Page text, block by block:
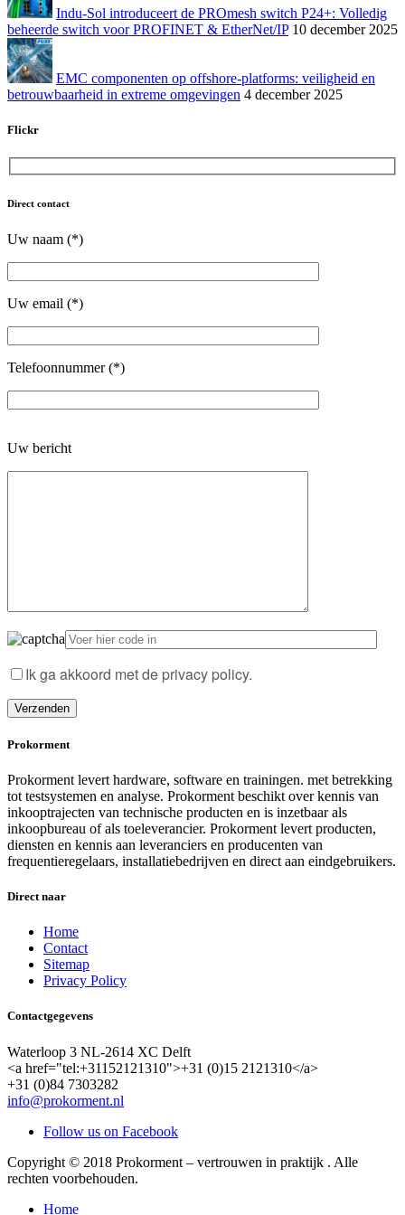
Indu-Sol introduceert de PROmesh switch P24+: Volledig
beheerde switch voor PROFINET & EtherNet/IP 10 december 2025
EMC componenten op offshore-platforms: veiligheid en
betrouwbaarheid in extreme omgevingen 4 december 2025
Flickr
Direct contact
Uw naam (*)
Uw email (*)
Telefoonnummer (*)
dit
Uw bericht
Ik ga akkoord met de privacy policy.
Prokorment
Prokorment levert hardware, software en trainingen. met betrekking
tot testsystemen en analyse. Prokorment beschikt over kennis van
inkooptrajecten van technische producten en is inzetbaar als
inkoopbureau of als toeleverancier. Prokorment levert producten,
diensten en kennis aan leveranciers en producenten van
frequentieregelaars, installatiebedrijven en direct aan eindgebruikers.
Direct naar
Home
Contact
Sitemap
Privacy Policy
Contactgegevens
Waterloop 3 NL-2614 XC Delft
<a href="tel:+31152121310">+31 (0)15 2121310</a>
+31 (0)84 7303282
info@prokorment.nl
Follow us on Facebook
Copyright © 2018 Prokorment – vertrouwen in praktijk . Alle
rechten voorbehouden.
Home